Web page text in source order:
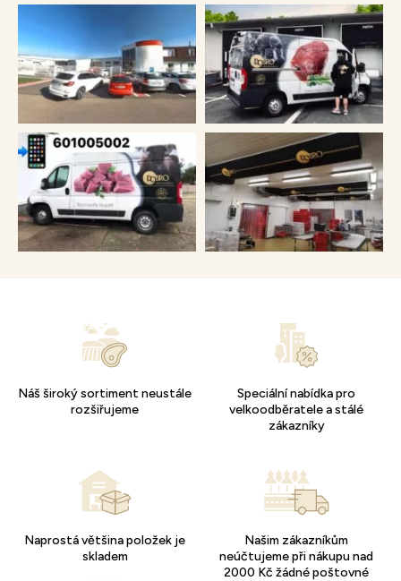
Náš široký sortiment neustále
rozšiřujeme
Speciální nabídka pro
velkoodběratele a stálé
zákazníky
Naprostá většina položek je
skladem
Našim zákazníkům
neúčtujeme při nákupu nad
2000 Kč žádné poštovné